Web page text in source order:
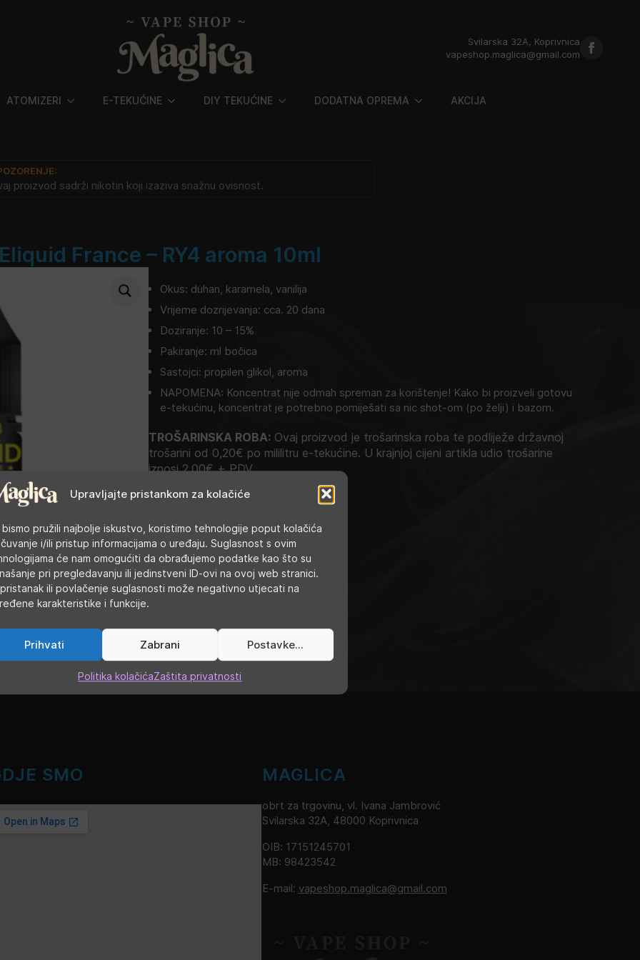
Upravljajte pristankom za kolačiće
bismo pružili najbolje iskustvo, koristimo tehnologije poput kolačića
i/ili pristup informacijama o uređaju. Suglasnost s ovim
će nam omogućiti da obrađujemo podatke kao što su
pri pregledavanju ili jedinstveni ID-ovi na ovoj web stranici.
ili povlačenje suglasnosti može negativno utjecati na
karakteristike i funkcije.
Prihvati Zabrani Postavke...
Politika kolačićaZaštita privatnosti
Svilarska 32A, Koprivnica
vapeshop.maglica@gmail.com
ATOMIZERI E-TEKUĆINE DIY TEKUĆINE DODATNA OPREMA AKCIJA
proizvod sadrži nikotin koji izaziva snažnu ovisnost.
Eliquid France – RY4 aroma 10ml
Okus: duhan, karamela, vanilija
Vrijeme dozrijevanja: cca. 20 dana
Doziranje: 10 – 15%
Pakiranje: ml bočica
Sastojci: propilen glikol, aroma
NAPOMENA: Koncentrat nije odmah spreman za korištenje! Kako bi proizveli gotovu
e-tekućinu, koncentrat je potrebno pomiješati sa nic shot-om (po želji) i bazom.
TROŠARINSKA ROBA: Ovaj proizvod je trošarinska roba te podliježe državnoj
trošarini od 0,20€ po mililitru e-tekućine. U krajnjoj cijeni artikla udio trošarine
iznosi 2,00€ + PDV.
Cijena u trgovini:6,80
Kategorije:Arome,DIY tekućine
Oznake:duhanska aroma,Eliquid France
SMO MAGLICA
obrt za trgovinu, vl. Ivana Jambrović
Svilarska 32A, 48000 Koprivnica
OIB: 17151245701
MB: 98423542
E-mail: vapeshop.maglica@gmail.com